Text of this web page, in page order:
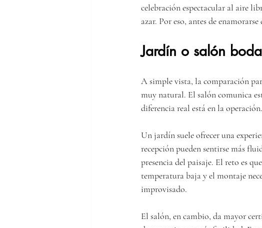
celebración espectacular al aire
azar. Por eso, antes de
Jardín o salón
A simple vista, la comparación
muy natural. El salón comunica
diferencia real está en la operación.
Un jardín suele ofrecer una
recepción pueden sentirse más
presencia del paisaje. El reto es
temperatura baja y el montaje
improvisado.
El salón, en cambio, da mayor